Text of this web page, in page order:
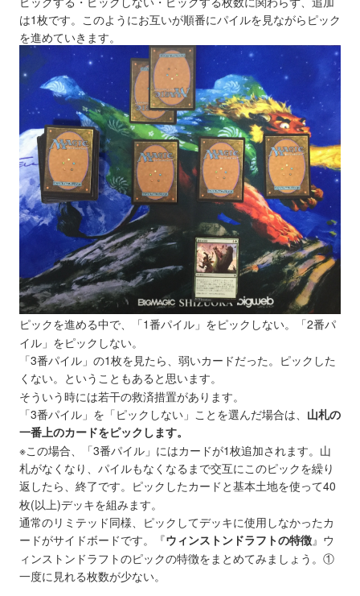
は1枚です。このようにお互いが順番にパイルを見ながらピック
を進めていきます。
ピックを進める中で、「1番パイル」をピックしない。「2番パ
イル」をピックしない。
「3番パイル」の1枚を見たら、弱いカードだった。ピックした
くない。ということもあると思います。
そういう時には若干の救済措置があります。
「3番パイル」を「ピックしない」ことを選んだ場合は、 山札の
一番上のカードをピックします。
※この場合、「3番パイル」にはカードが1枚追加されます。山
札がなくなり、パイルもなくなるまで交互にこのピックを繰り
返したら、終了です。ピックしたカードと基本土地を使って40
枚(以上)デッキを組みます。
通常のリミテッド同様、ピックしてデッキに使用しなかったカ
ードがサイドボードです。
『ウィンストンドラフトの特徴』 ウ
ィンストンドラフトのピックの特徴をまとめてみましょう。①
一度に見れる枚数が少ない。